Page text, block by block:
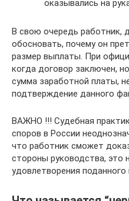
оказывались на
В свою очередь работник,
обосновать, почему он
размер выплаты. При
когда договор заключен,
сумма заработной платы,
подтверждение данного
ВАЖНО !!! Судебная
споров в России
что работник сможет
стороны руководства, это
удовлетворения поданного